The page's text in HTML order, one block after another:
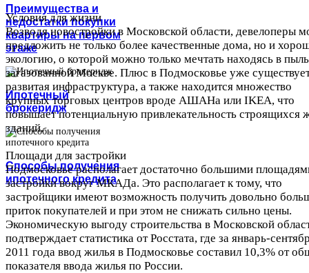
Преимущества и
недостатки покупки
квартиры на первом
этаже
Ипотечный
брокеридж
Способы получения
ипотечного кредита
Условия для жизни
Возводя новостройки в Московской области, девелоперы
предложить не только более качественные дома, но и
экологию, о которой можно только мечтать находясь в
загазованной Москве. Плюс в Подмосковье уже
развитая инфраструктура, а также находится множество
крупных торговых центров вроде АШАНа или IKEA, что
повышает потенциальную привлекательность строящихся
зданий.
Площади для застройки
Подмосковье располагает достаточно большими
застройки вокруг МКАДа. Это располагает к тому, что
застройщики имеют возможность получить довольно
приток покупателей и при этом не снижать сильно цены.
Экономическую выгоду строительства в Московской
подтверждает статистика от Росстата, где за январь-
2011 года ввод жилья в Подмосковье составил 10,3% от
показателя ввода жилья по России.